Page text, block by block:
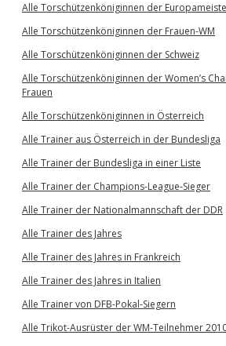
Alle Torschützenköniginnen der
Alle Torschützenköniginnen der Frauen-WM
Alle Torschützenköniginnen der Schweiz
Alle Torschützenköniginnen der Women’s
Frauen
Alle Torschützenköniginnen in Österreich
Alle Trainer aus Österreich in der Bundesliga
Alle Trainer der Bundesliga in einer Liste
Alle Trainer der Champions-League-Sieger
Alle Trainer der Nationalmannschaft der DDR
Alle Trainer des Jahres
Alle Trainer des Jahres in Frankreich
Alle Trainer des Jahres in Italien
Alle Trainer von DFB-Pokal-Siegern
Alle Trikot-Ausrüster der WM-Teilnehmer